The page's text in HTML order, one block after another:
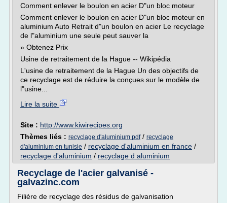
Comment enlever le boulon en acier D"un bloc moteur
Comment enlever le boulon en acier D"un bloc moteur en
aluminium Auto Retrait d"un boulon en acier Le recyclage
de l"aluminium une seule peut sauver la
» Obtenez Prix
Usine de retraitement de la Hague -- Wikipédia
L'usine de retraitement de la Hague Un des objectifs de
ce recyclage est de réduire la conçues sur le modèle de
l"usine...
Lire la suite
Site : http://www.kiwirecipes.org
Thèmes liés : recyclage d'aluminium pdf/ recyclage
d'aluminium en tunisie / recyclage d'aluminium en france /
recyclage d'aluminium / recyclage d aluminium
Recyclage de l'acier galvanisé -
galvazinc.com
Filière de recyclage des résidus de galvanisation